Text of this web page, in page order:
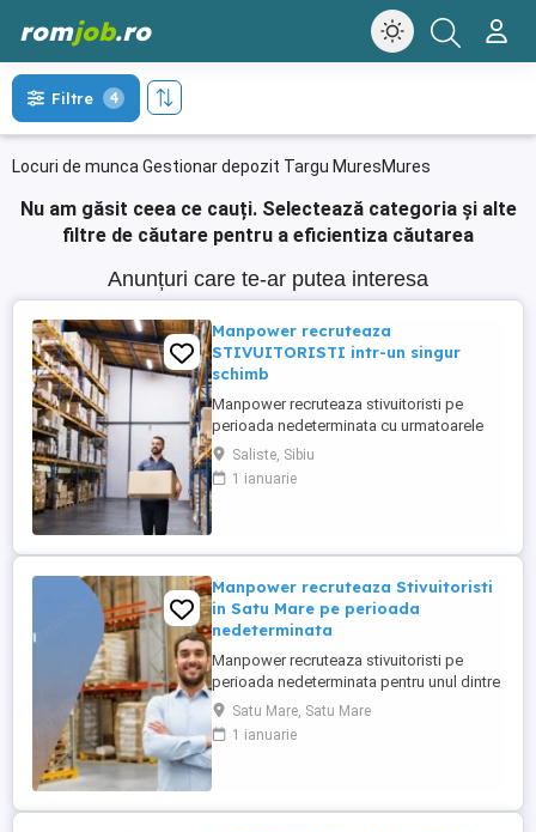
romjob.ro
Locuri de munca Gestionar depozit Targu MuresMures
Filtre 4
Nu am găsit ceea ce cauți. Selectează categoria și alte
filtre de căutare pentru a eficientiza căutarea
Anunțuri care te-ar putea interesa
Manpower recruteaza
STIVUITORISTI intr-un singur
schimb
Manpower recruteaza stivuitoristi pe
perioada nedeterminata cu urmatoarele
beneficii: - CONTRACT PE PERIOADA
NEDETERMINATA; - 1 singur schimb:
20:00-04:30(de luni pana vineri); - salariu
concediu de odihna an; - ...
Saliste, Sibiu
1 ianuarie
Manpower recruteaza Stivuitoristi
in Satu Mare pe perioada
nedeterminata
Manpower recruteaza stivuitoristi pe
perioada nedeterminata pentru unul dintre
cei mai importanți furnizori mondiali de
componente pentru industria auto.
Responsabilitati principale: - manipularea
descarcarea camioanelor ...
Satu Mare, Satu Mare
1 ianuarie